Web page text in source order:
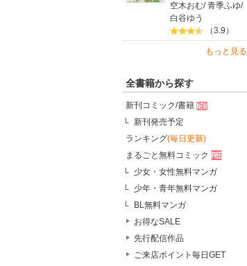
空木おむ/青季ふゆ/
白谷ゆう
（3.9）
もっと見る
全書籍から探す
新刊コミック/書籍
新刊発売予定
ランキング(毎日更新)
まるごと無料コミック
少女・女性無料マンガ
少年・青年無料マンガ
BL無料マンガ
お得なSALE
先行配信作品
ご来店ポイント毎日GET